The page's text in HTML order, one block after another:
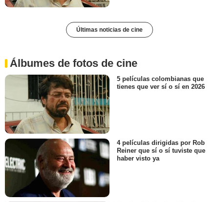
Últimas noticias de cine
Álbumes de fotos de cine
5 películas colombianas que
tienes que ver sí o sí en 2026
4 películas dirigidas por Rob
Reiner que sí o sí tuviste que
haber visto ya